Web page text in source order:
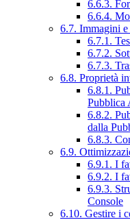
6.6.3.
6.6.4.
6.7. Immagini
6.7.1.
6.7.2.
6.7.3.
6.8. Proprietà
6.8.1.
Pubblica
6.8.2.
dalla
6.8.3.
6.9.
6.9.1. I
6.9.2. I
6.9.3.
Console
6.10. Gestire i